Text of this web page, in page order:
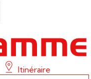
Itinéraire